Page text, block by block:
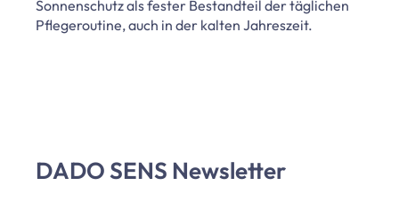
Sonnenschutz als fester Bestandteil der täglichen
Pflegeroutine, auch in der kalten Jahreszeit.
DADO SENS Newsletter